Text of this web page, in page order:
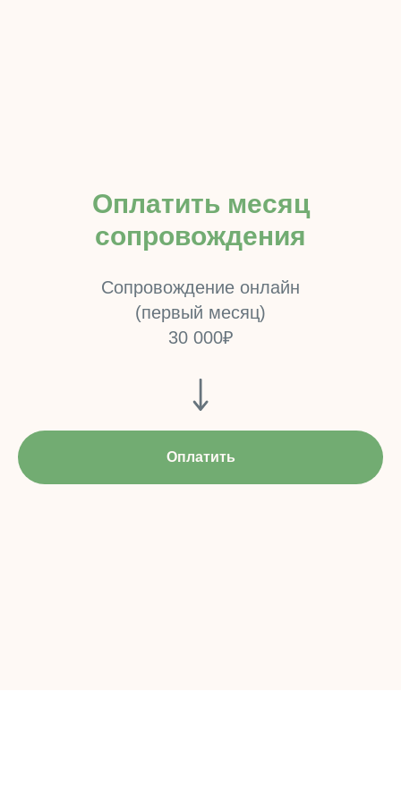
Оплатить месяц
сопровождения
Сопровождение онлайн
(первый месяц)
30 000₽
Оплатить